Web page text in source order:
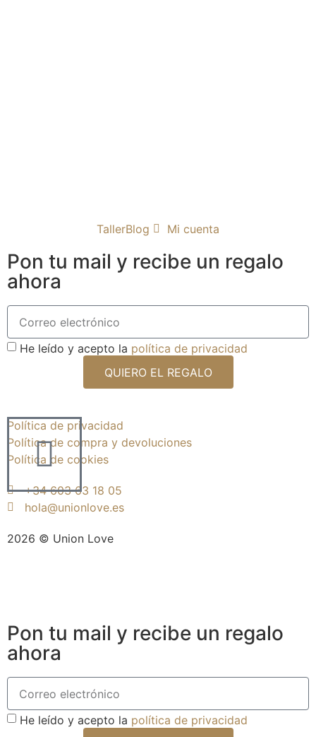
Política de privacidad
Política de compra y devoluciones
Política de cookies
+34 603 63 18 05
hola@unionlove.es
2026 © Union Love
TallerBlog Mi cuenta
Pon tu mail y recibe un regalo
ahora
He leído y acepto la política de privacidad
QUIERO EL REGALO
Pon tu mail y recibe un regalo
ahora
He leído y acepto la política de privacidad